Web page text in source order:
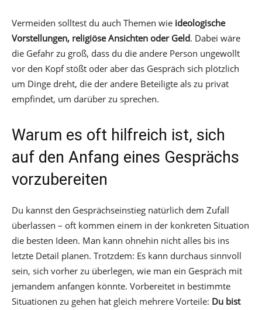
Vermeiden solltest du auch Themen wie ideologische
Vorstellungen, religiöse Ansichten oder Geld. Dabei wäre
die Gefahr zu groß, dass du die andere Person ungewollt
vor den Kopf stößt oder aber das Gespräch sich plötzlich
um Dinge dreht, die der andere Beteiligte als zu privat
empfindet, um darüber zu sprechen.
Warum es oft hilfreich ist, sich
auf den Anfang eines Gesprächs
vorzubereiten
Du kannst den Gesprächseinstieg natürlich dem Zufall
überlassen – oft kommen einem in der konkreten Situation
die besten Ideen. Man kann ohnehin nicht alles bis ins
letzte Detail planen. Trotzdem: Es kann durchaus sinnvoll
sein, sich vorher zu überlegen, wie man ein Gespräch mit
jemandem anfangen könnte. Vorbereitet in bestimmte
Situationen zu gehen hat gleich mehrere Vorteile: Du bist